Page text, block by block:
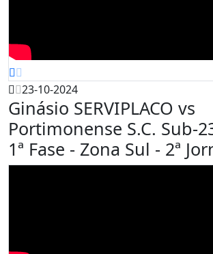
23-10-2024
Ginásio SERVIPLACO vs
Portimonense S.C. Sub-
1ª Fase - Zona Sul - 2ª